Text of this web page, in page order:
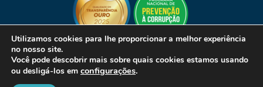
Utilizamos cookies para lhe proporcionar a melhor experiência
no nosso site.
Você pode descobrir mais sobre quais cookies estamos usando
ou desligá-los em configurações.